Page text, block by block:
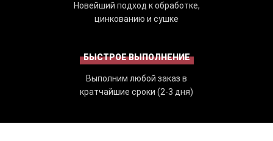
Новейший подход к обработке,
цинкованию и сушке
БЫСТРОЕ ВЫПОЛНЕНИЕ
Выполним любой заказ в
кратчайшие сроки (2-3 дня)